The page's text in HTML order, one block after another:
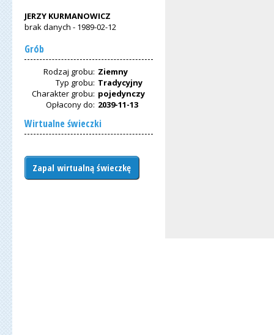
JERZY KURMANOWICZ
brak danych - 1989-02-12
Grób
Rodzaj grobu: Ziemny
Typ grobu: Tradycyjny
Charakter grobu: pojedynczy
Opłacony do: 2039-11-13
Wirtualne świeczki